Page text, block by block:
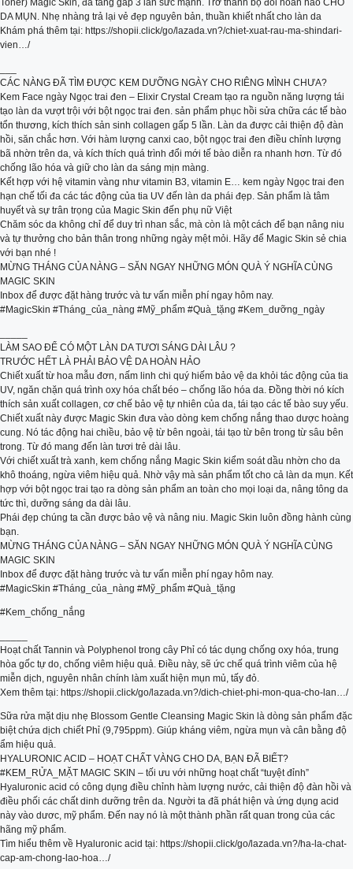
Toner) Magic Skin, đã tăng gấp 3 lần sức mạnh. Trở thành bộ đôi hoàn hảo CHO
DA MỤN. Nhẹ nhàng trả lại vẻ đẹp nguyên bản, thuần khiết nhất cho làn da
Khám phá thêm tại: https://shopii.click/go/lazada.vn?/chiet-xuat-rau-ma-shindari-
vien…/
CÁC NÀNG ĐÃ TÌM ĐƯỢC KEM DƯỠNG NGÀY CHO RIÊNG MÌNH CHƯA?
Kem Face ngày Ngọc trai đen – Elixir Crystal Cream tạo ra nguồn năng lượng tái
tạo làn da vượt trội với bột ngọc trai đen. sản phẩm phục hồi sửa chữa các tế bào
tổn thương, kích thích sản sinh collagen gấp 5 lần. Làn da được cải thiện độ đàn
hồi, săn chắc hơn. Với hàm lượng canxi cao, bột ngọc trai đen điều chỉnh lượng
bã nhờn trên da, và kích thích quá trình đổi mới tế bào diễn ra nhanh hơn. Từ đó
chống lão hóa và giữ cho làn da sáng mịn màng.
Kết hợp với hệ vitamin vàng như vitamin B3, vitamin E… kem ngày Ngọc trai đen
hạn chế tối đa các tác động của tia UV đến làn da phái đẹp. Sản phẩm là tâm
huyết và sự trân trọng của Magic Skin đến phụ nữ Việt
Chăm sóc da không chỉ để duy trì nhan sắc, mà còn là một cách để bạn nâng niu
và tự thưởng cho bản thân trong những ngày mệt mỏi. Hãy để Magic Skin sẻ chia
với bạn nhé !
MỪNG THÁNG CỦA NÀNG – SĂN NGAY NHỮNG MÓN QUÀ Ý NGHĨA CÙNG
MAGIC SKIN
Inbox để được đặt hàng trước và tư vấn miễn phí ngay hôm nay.
#MagicSkin #Tháng_của_nàng #Mỹ_phẩm #Quà_tặng #Kem_dưỡng_ngày
LÀM SAO ĐỂ CÓ MỘT LÀN DA TƯƠI SÁNG DÀI LÂU ?
TRƯỚC HẾT LÀ PHẢI BẢO VỆ DA HOÀN HẢO
Chiết xuất từ hoa mẫu đơn, nấm linh chi quý hiếm bảo vệ da khỏi tác động của tia
UV, ngăn chặn quá trình oxy hóa chất béo – chống lão hóa da. Đồng thời nó kích
thích sản xuất collagen, cơ chế bảo vệ tự nhiên của da, tái tạo các tế bào suy yếu.
Chiết xuất này được Magic Skin đưa vào dòng kem chống nắng thao dược hoàng
cung. Nó tác động hai chiều, bảo vệ từ bên ngoài, tái tạo từ bên trong từ sâu bên
trong. Từ đó mang đến làn tươi trẻ dài lâu.
Với chiết xuất trà xanh, kem chống nắng Magic Skin kiểm soát dầu nhờn cho da
khô thoáng, ngừa viêm hiệu quả. Nhờ vậy mà sản phẩm tốt cho cả làn da mụn. Kết
hợp với bột ngọc trai tạo ra dòng sản phẩm an toàn cho mọi loại da, nâng tông da
tức thì, dưỡng sáng da dài lâu.
Phái đẹp chúng ta cần được bảo vệ và nâng niu. Magic Skin luôn đồng hành cùng
bạn.
MỪNG THÁNG CỦA NÀNG – SĂN NGAY NHỮNG MÓN QUÀ Ý NGHĨA CÙNG
MAGIC SKIN
Inbox để được đặt hàng trước và tư vấn miễn phí ngay hôm nay.
#MagicSkin #Tháng_của_nàng #Mỹ_phẩm #Quà_tặng
#Kem_chống_nắng
Hoạt chất Tannin và Polyphenol trong cây Phỉ có tác dụng chống oxy hóa, trung
hòa gốc tự do, chống viêm hiệu quả. Điều này, sẽ ức chế quá trình viêm của hệ
miễn dịch, nguyên nhân chính làm xuất hiện mụn mủ, tấy đỏ.
Xem thêm tại: https://shopii.click/go/lazada.vn?/dich-chiet-phi-mon-qua-cho-lan…/
Sữa rửa mặt dịu nhẹ Blossom Gentle Cleansing Magic Skin là dòng sản phẩm đặc
biệt chứa dịch chiết Phỉ (9,795ppm). Giúp kháng viêm, ngừa mụn và cân bằng độ
ẩm hiệu quả.
HYALURONIC ACID – HOẠT CHẤT VÀNG CHO DA, BẠN ĐÃ BIẾT?
#KEM_RỬA_MẶT MAGIC SKIN – tối ưu với những hoạt chất “tuyệt đỉnh”
Hyaluronic acid có công dụng điều chỉnh hàm lượng nước, cải thiện độ đàn hồi và
điều phối các chất dinh dưỡng trên da. Người ta đã phát hiện và ứng dụng acid
này vào dươc, mỹ phẩm. Đến nay nó là một thành phần rất quan trong của các
hãng mỹ phẩm.
Tìm hiểu thêm về Hyaluronic acid tại: https://shopii.click/go/lazada.vn?/ha-la-chat-
cap-am-chong-lao-hoa…/